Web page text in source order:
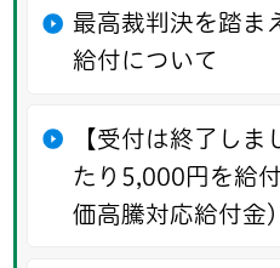
最高裁判決を踏ま
給付について
【受付は終了しま
たり5,000円を給
価高騰対応給付金）